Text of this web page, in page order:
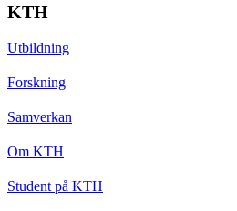
KTH
Utbildning
Forskning
Samverkan
Om KTH
Student på KTH